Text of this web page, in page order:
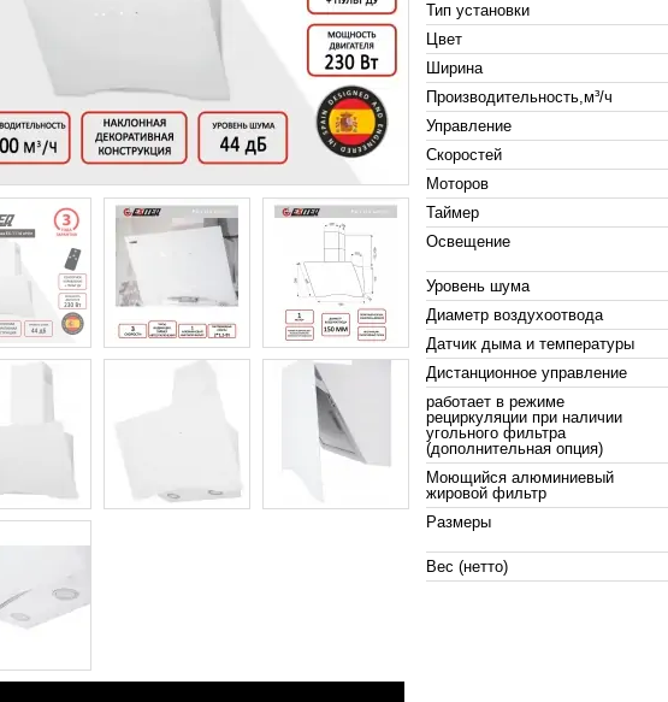
Тип установки
Цвет
Ширина
Производительность,м³/ч
Управление
Скоростей
Моторов
Таймер
Освещение
Уровень шума
Диаметр воздухоотвода
Датчик дыма и температуры
Дистанционное управление
работает в режиме
рециркуляции при наличии
угольного фильтра
(дополнительная опция)
Моющийся алюминиевый
жировой фильтр
Размеры
Вес (нетто)